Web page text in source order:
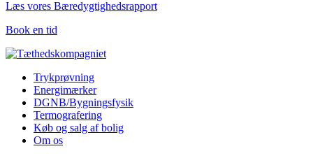
Læs vores Bæredygtighedsrapport
Book en tid
Trykprøvning
Energimærker
DGNB/Bygningsfysik
Termografering
Køb og salg af bolig
Om os